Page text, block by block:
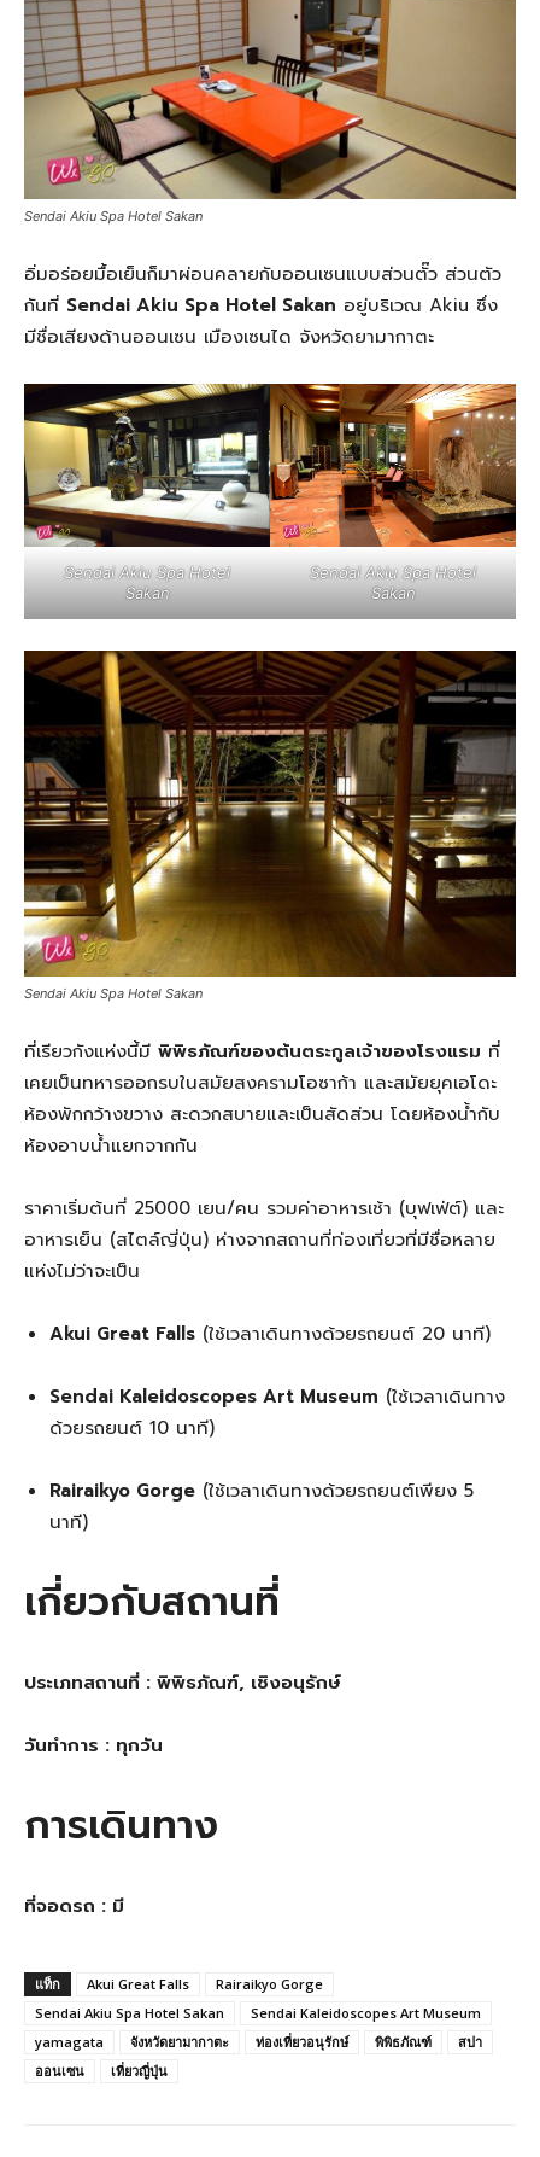
Sendai Akiu Spa Hotel Sakan
อิ่มอร่อยมื้อเย็นก็มาผ่อนคลายกับออนเซนแบบส่วนตั๊ว ส่วนตัว
กันที่ Sendai Akiu Spa Hotel Sakan อยู่บริเวณ Akiu ซึ่ง
มีชื่อเสียงด้านออนเซน เมืองเซนได จังหวัดยามากาตะ
Sendai Akiu Spa Hotel
Sakan
Sendai Akiu Spa Hotel
Sakan
Sendai Akiu Spa Hotel Sakan
ที่เรียวกังแห่งนี้มี พิพิธภัณฑ์ของต้นตระกูลเจ้าของโรงแรม ที่
เคยเป็นทหารออกรบในสมัยสงครามโอซาก้า และสมัยยุคเอโดะ
ห้องพักกว้างขวาง สะดวกสบายและเป็นสัดส่วน โดยห้องน้ำกับ
ห้องอาบน้ำแยกจากกัน
ราคาเริ่มต้นที่ 25000 เยน/คน รวมค่าอาหารเช้า (บุฟเฟ่ต์) และ
อาหารเย็น (สไตล์ญี่ปุ่น) ห่างจากสถานที่ท่องเที่ยวที่มีชื่อหลาย
แห่งไม่ว่าจะเป็น
Akui Great Falls (ใช้เวลาเดินทางด้วยรถยนต์ 20 นาที)
Sendai Kaleidoscopes Art Museum (ใช้เวลาเดินทาง
ด้วยรถยนต์ 10 นาที)
Rairaikyo Gorge (ใช้เวลาเดินทางด้วยรถยนต์เพียง 5
นาที)
เกี่ยวกับสถานที่
ประเภทสถานที่ : พิพิธภัณฑ์, เชิงอนุรักษ์
วันทำการ : ทุกวัน
การเดินทาง
ที่จอดรถ : มี
แท็ก Akui Great Falls
Rairaikyo Gorge
Sendai Akiu Spa Hotel Sakan
Sendai Kaleidoscopes Art Museum
yamagata
จังหวัดยามากาตะ ท่องเที่ยวอนุรักษ์ พิพิธภัณฑ์
สปา
ออนเซน
เที่ยวญี่ปุ่น